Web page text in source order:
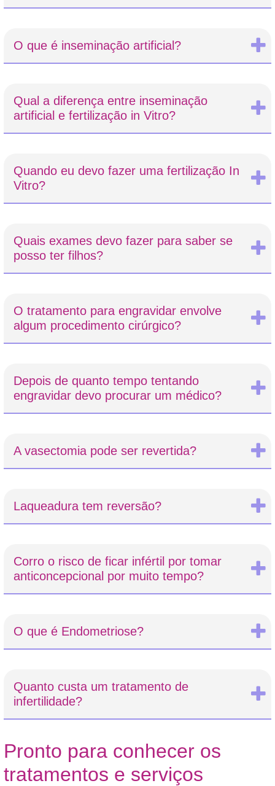
O que é inseminação artificial?
Qual a diferença entre inseminação
artificial e fertilização in Vitro?
Quando eu devo fazer uma fertilização In
Vitro?
Quais exames devo fazer para saber se
posso ter filhos?
O tratamento para engravidar envolve
algum procedimento cirúrgico?
Depois de quanto tempo tentando
engravidar devo procurar um médico?
A vasectomia pode ser revertida?
Laqueadura tem reversão?
Corro o risco de ficar infértil por tomar
anticoncepcional por muito tempo?
O que é Endometriose?
Quanto custa um tratamento de
infertilidade?
Pronto para conhecer os
tratamentos e serviços